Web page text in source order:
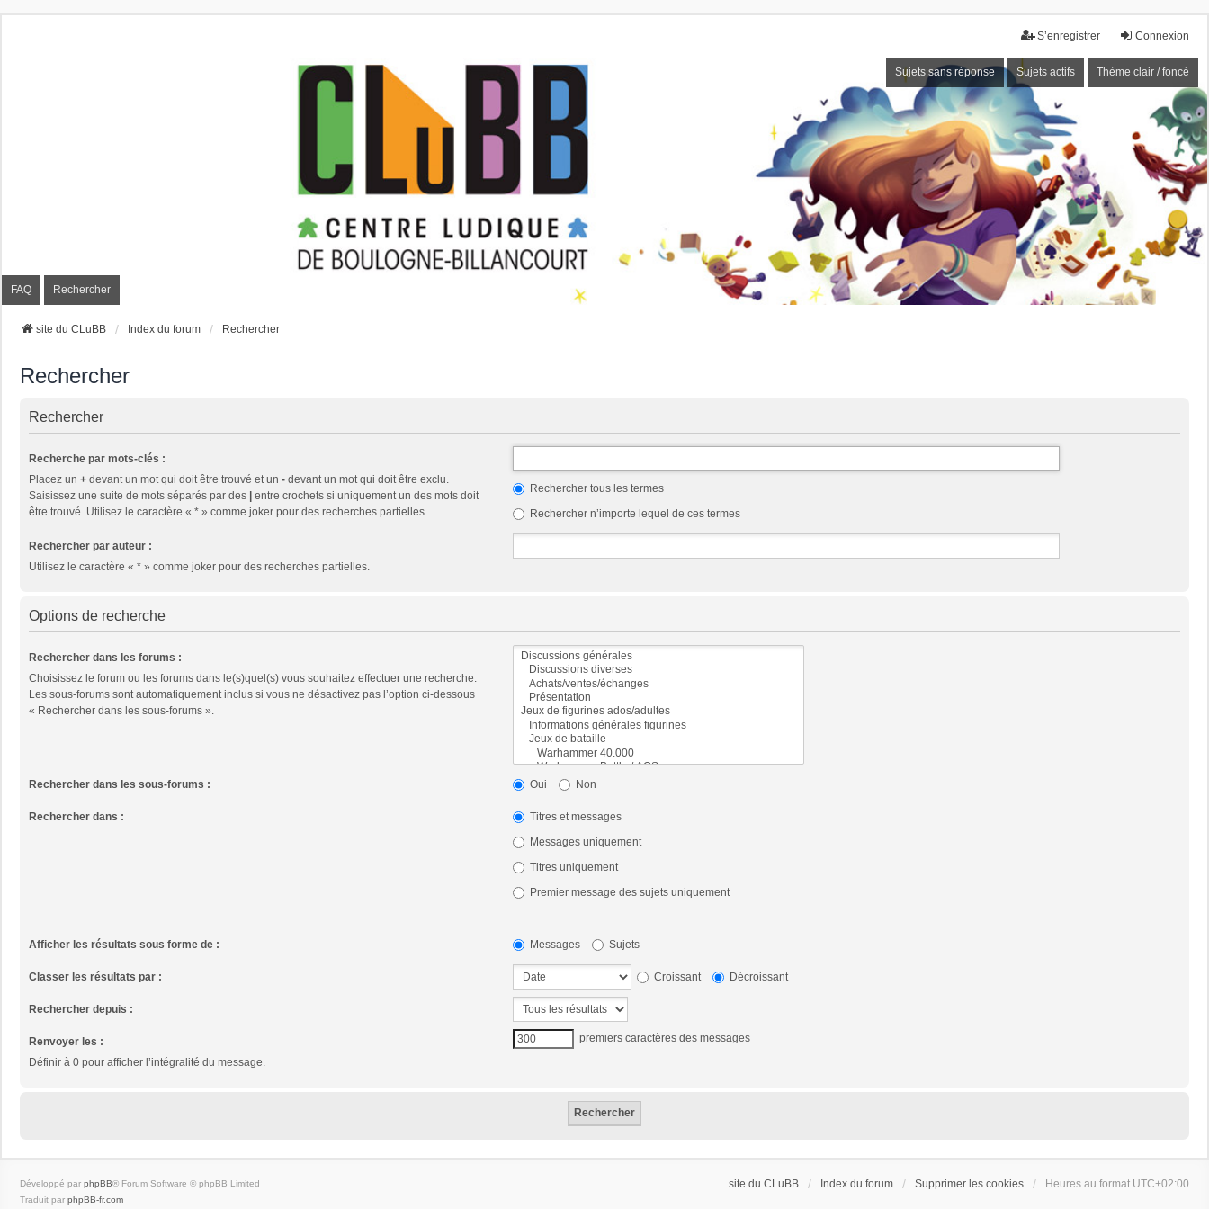
Connexion
S’enregistrer
Sujets sans réponse Sujets actifs Thème clair / foncé
FAQ Rechercher
site du CLuBB Index du forum Rechercher
Rechercher
Rechercher
Recherche par mots-clés :
Placez un + devant un mot qui doit être trouvé et un - devant un mot qui doit être exclu.
Saisissez une suite de mots séparés par des | entre crochets si uniquement un des mots doit
être trouvé. Utilisez le caractère « * » comme joker pour des recherches partielles.
Rechercher tous les termes
Rechercher n’importe lequel de ces termes
Rechercher par auteur :
Utilisez le caractère « * » comme joker pour des recherches partielles.
Options de recherche
Rechercher dans les forums :
Choisissez le forum ou les forums dans le(s)quel(s) vous souhaitez effectuer une recherche.
Les sous-forums sont automatiquement inclus si vous ne désactivez pas l’option ci-dessous
« Rechercher dans les sous-forums ».
Rechercher dans les sous-forums : Oui Non
Rechercher dans :
Titres et messages
Messages uniquement
Titres uniquement
Premier message des sujets uniquement
Afficher les résultats sous forme de : Messages Sujets
Classer les résultats par : Croissant Décroissant
Rechercher depuis :
Renvoyer les :
Définir à 0 pour afficher l’intégralité du message.
premiers caractères des messages
site du CLuBB Index du forum Supprimer les cookies Heures au format UTC+02:00
Développé par phpBB® Forum Software © phpBB Limited
Traduit par phpBB-fr.com